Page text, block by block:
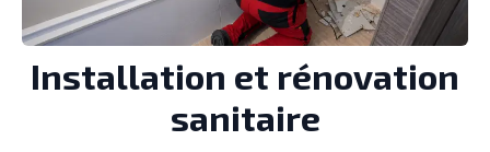
Installation et rénovation
sanitaire